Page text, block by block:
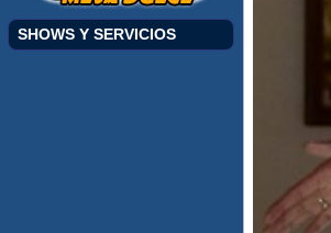
SHOWS Y SERVICIOS